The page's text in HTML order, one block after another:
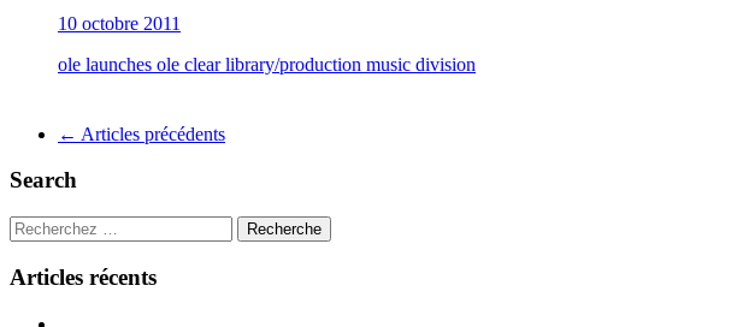
10 octobre 2011
ole launches ole clear library/production music division
Navigation
pour
articles
← Articles précédents
Search
Recherche
Articles récents